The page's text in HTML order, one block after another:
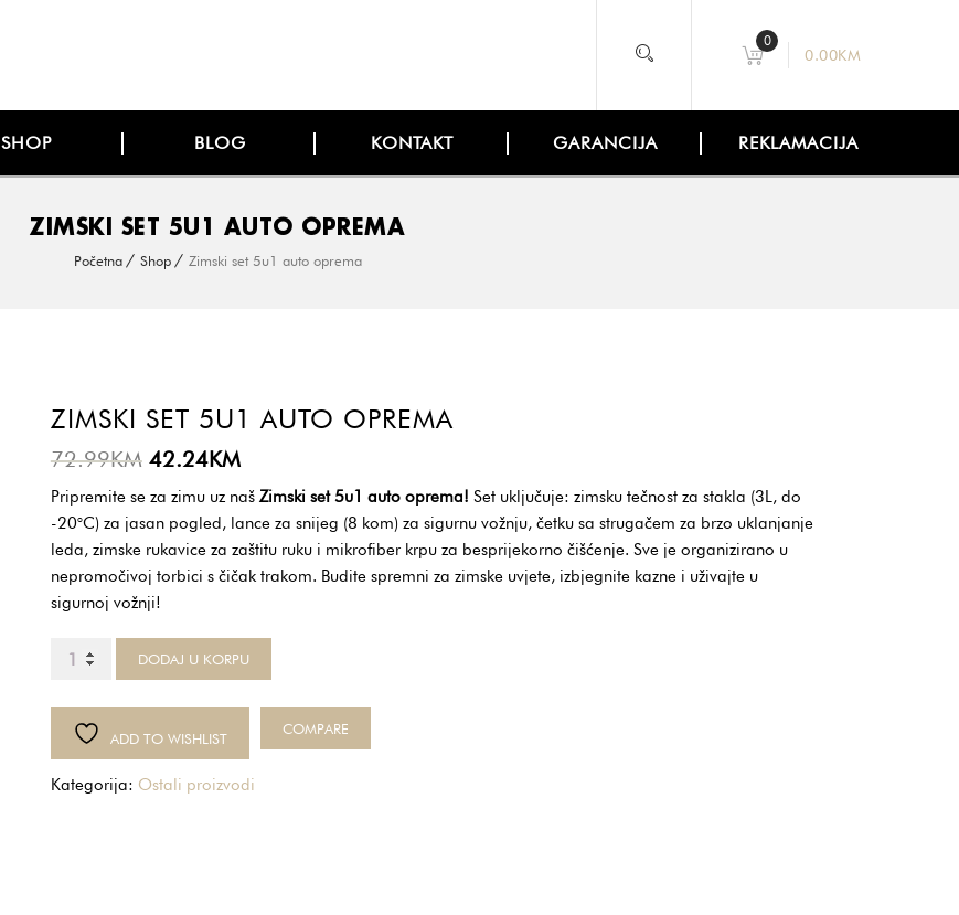
0
0.00KM
SHOP BLOG KONTAKT GARANCIJA REKLAMACIJA
ZIMSKI SET 5U1 AUTO OPREMA
Početna Shop Zimski set 5u1 auto oprema
ZIMSKI SET 5U1 AUTO OPREMA
72.99KM Original
price
was:
72.99KM.
42.24KMCurrent
price
is:
42.24KM.
Pripremite se za zimu uz naš Zimski set 5u1 auto oprema! Set uključuje: zimsku tečnost za stakla (3L, do
-20°C) za jasan pogled, lance za snijeg (8 kom) za sigurnu vožnju, četku sa strugačem za brzo uklanjanje
leda, zimske rukavice za zaštitu ruku i mikrofiber krpu za besprijekorno čišćenje. Sve je organizirano u
nepromočivoj torbici s čičak trakom. Budite spremni za zimske uvjete, izbjegnite kazne i uživajte u
sigurnoj vožnji!
Zimski
5u1
auto
oprema
količina
DODAJ U KORPU
ADD TO WISHLIST
COMPARE
Kategorija: Ostali proizvodi